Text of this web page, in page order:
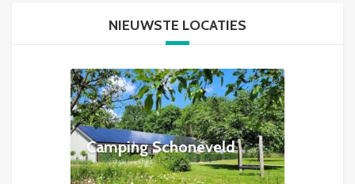
NIEUWSTE LOCATIES
Camping Schoneveld